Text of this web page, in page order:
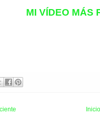
MI VÍDEO MÁS
Inicio